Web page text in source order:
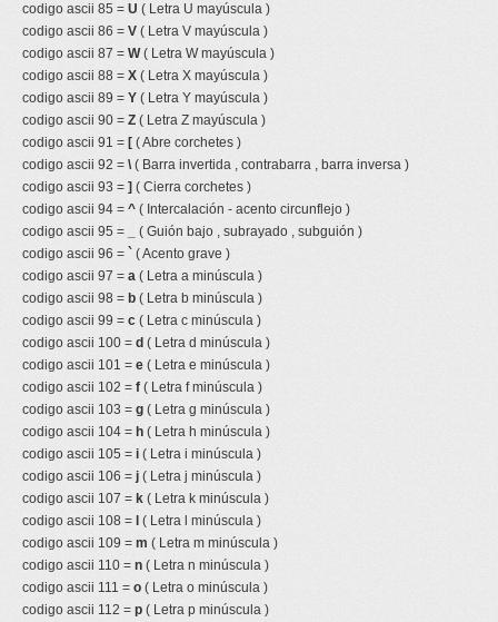
codigo ascii 85 = U ( Letra U mayúscula )
codigo ascii 86 = V ( Letra V mayúscula )
codigo ascii 87 = W( Letra W mayúscula )
codigo ascii 88 = X ( Letra X mayúscula )
codigo ascii 89 = Y ( Letra Y mayúscula )
codigo ascii 90 = Z ( Letra Z mayúscula )
codigo ascii 91 = [ ( Abre corchetes )
codigo ascii 92 = \ ( Barra invertida , contrabarra , barra inversa )
codigo ascii 93 = ] ( Cierra corchetes )
codigo ascii 94 = ^ ( Intercalación - acento circunflejo )
codigo ascii 95 =
( Guión bajo , subrayado , subguión )
codigo ascii 96 = ` ( Acento grave )
codigo ascii 97 = a ( Letra a minúscula )
codigo ascii 98 = b ( Letra b minúscula )
codigo ascii 99 = c ( Letra c minúscula )
codigo ascii 100 = d ( Letra d minúscula )
codigo ascii 101 = e ( Letra e minúscula )
codigo ascii 102 = f ( Letra f minúscula )
codigo ascii 103 = g ( Letra g minúscula )
codigo ascii 104 = h ( Letra h minúscula )
codigo ascii 105 = i ( Letra i minúscula )
codigo ascii 106 = j ( Letra j minúscula )
codigo ascii 107 = k ( Letra k minúscula )
codigo ascii 108 =
( Letra l minúscula )
codigo ascii 109 = m ( Letra m minúscula )
codigo ascii 110 = n ( Letra n minúscula )
codigo ascii 111 = o ( Letra o minúscula )
codigo ascii 112 = p ( Letra p minúscula )